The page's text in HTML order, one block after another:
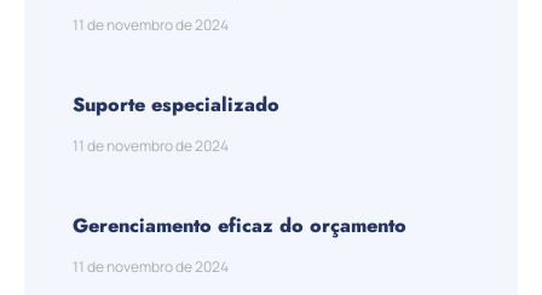
11 de novembro de 2024
Suporte especializado
11 de novembro de 2024
Gerenciamento eficaz do orçamento
11 de novembro de 2024